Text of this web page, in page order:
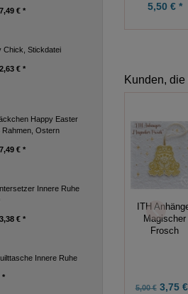
7,49 € *
Chick, Stickdatei
2,63 € *
Happy Easter
Rahmen, Ostern
7,49 € *
Innere Ruhe
3,38 € *
Innere Ruhe
*
5,50 € *
Kunden,
ITH
Magischer
Frosch
5,00 €3,75